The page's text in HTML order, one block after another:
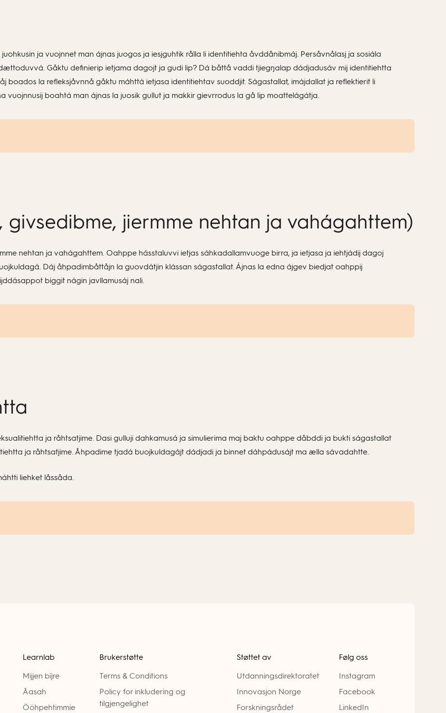
ja vuojnnet man ájnas juogos ja iesjguhtik rålla li identitiehta åvddånibmáj. Persåvnålasj ja sosiála
Gåktu definierip ietjama dagojt ja gudi lip? Dá båttå vaddi tjiegŋalap dádjadusáv mij identitiehtta
boados la refleksjåvnnå gåktu máhttá ietjasa identitiehtav suoddjit. Ságastallat, imájdallat ja reflektierit li
boahtá man ájnas la juosik gullut ja makkir gievrrodus la gå lip moattelágátja.
jiermme nehtan ja vahágahttem)
nehtan ja vahágahttem. Oahppe hásstaluvvi ietjas sáhkadallamvuoge birra, ja ietjasa ja iehtjádij dagoj
Dáj åhpadimbåttåjn la guovdátjin klássan ságastallat. Ájnas la edna ájgev biedjat oahppij
biggit nágin javllamusáj nali.
ja råhtsatjime. Dasi gulluji dahkamusá ja simulierima maj baktu oahppe dåbddi ja bukti ságastallat
ja råhtsatjime. Åhpadime tjadá buojkuldagájt dádjadi ja binnet dáhpádusájt ma ælla sávadahtte.
liehket låssåda.
Learnlab
Mijjen bïjre
Åasah
Ööhpehtimmie
Brukerstøtte
Terms & Conditions
Policy for inkludering og
tilgjengelighet
Støttet av
Utdanningsdirektoratet
Innovasjon Norge
Forskningsrådet
Følg oss
Instagram
Facebook
LinkedIn